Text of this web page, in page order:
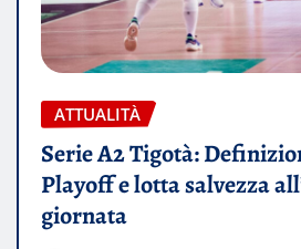
ATTUALITÀ
Serie A2 Tigotà:
Playoff e lotta salvezza
giornata